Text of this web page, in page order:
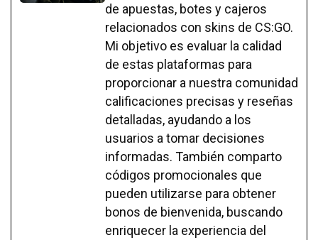
de apuestas, botes y cajeros
relacionados con skins de CS:GO.
Mi objetivo es evaluar la calidad
de estas plataformas para
proporcionar a nuestra comunidad
calificaciones precisas y reseñas
detalladas, ayudando a los
usuarios a tomar decisiones
informadas. También comparto
códigos promocionales que
pueden utilizarse para obtener
bonos de bienvenida, buscando
enriquecer la experiencia del